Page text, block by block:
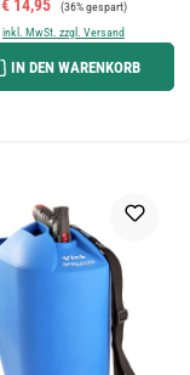
Verkaufspreis:
€ 14,95
(36% gespart)
inkl. MwSt. zzgl. Versand
IN DEN WARENKORB